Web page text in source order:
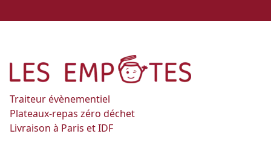
Traiteur évènementiel
Plateaux-repas zéro déchet
Livraison à Paris et IDF